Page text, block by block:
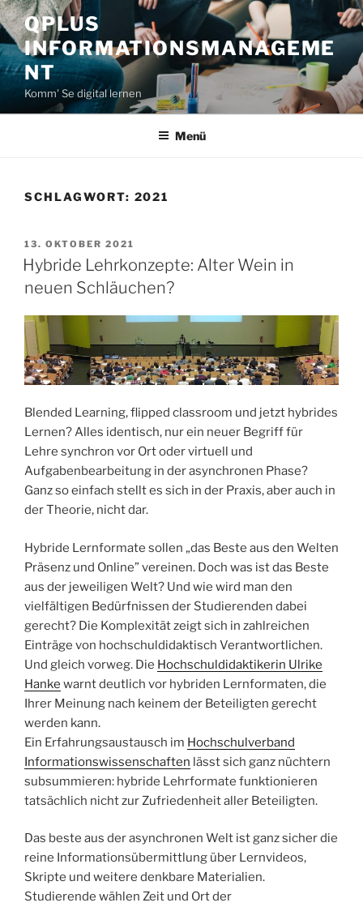
Zum
Inhalt
springen
QPLUS
INFORMATIONSMANAGEME
NT
Komm' Se digital lernen
Menü
SCHLAGWORT: 2021
VERÖFFENTLICHT
AM
13. OKTOBER 2021
Hybride Lehrkonzepte: Alter Wein in
neuen Schläuchen?
Blended Learning, flipped classroom und jetzt hybrides
Lernen? Alles identisch, nur ein neuer Begriff für
Lehre synchron vor Ort oder virtuell und
Aufgabenbearbeitung in der asynchronen Phase?
Ganz so einfach stellt es sich in der Praxis, aber auch in
der Theorie, nicht dar.
Hybride Lernformate sollen „das Beste aus den Welten
Präsenz und Online” vereinen. Doch was ist das Beste
aus der jeweiligen Welt? Und wie wird man den
vielfältigen Bedürfnissen der Studierenden dabei
gerecht? Die Komplexität zeigt sich in zahlreichen
Einträge von hochschuldidaktisch Verantwortlichen.
Und gleich vorweg. Die Hochschuldidaktikerin Ulrike
Hanke warnt deutlich vor hybriden Lernformaten, die
Ihrer Meinung nach keinem der Beteiligten gerecht
werden kann.
Ein Erfahrungsaustausch im Hochschulverband
Informationswissenschaften lässt sich ganz nüchtern
subsummieren: hybride Lehrformate funktionieren
tatsächlich nicht zur Zufriedenheit aller Beteiligten.
Das beste aus der asynchronen Welt ist ganz sicher die
reine Informationsübermittlung über Lernvideos,
Skripte und weitere denkbare Materialien.
Studierende wählen Zeit und Ort der